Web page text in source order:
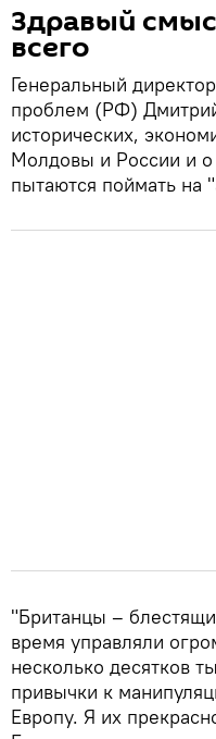
Здравый
всего
Генеральный
проблем (РФ)
исторических,
Молдовы и России и о
пытаются поймать на
"Британцы –
время управляли
несколько десятков
привычки к
Европу. Я их